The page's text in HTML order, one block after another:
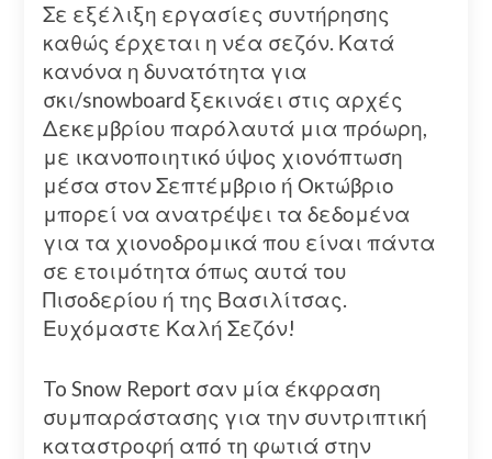
Σε εξέλιξη εργασίες συντήρησης
καθώς έρχεται η νέα σεζόν. Κατά
κανόνα η δυνατότητα για
σκι/snowboard ξεκινάει στις αρχές
Δεκεμβρίου παρόλαυτά μια πρόωρη,
με ικανοποιητικό ύψος χιονόπτωση
μέσα στον Σεπτέμβριο ή Οκτώβριο
μπορεί να ανατρέψει τα δεδομένα
για τα χιονοδρομικά που είναι πάντα
σε ετοιμότητα όπως αυτά του
Πισοδερίου ή της Βασιλίτσας.
Ευχόμαστε Καλή Σεζόν!
To Snow Report σαν μία έκφραση
συμπαράστασης για την συντριπτική
καταστροφή από τη φωτιά στην